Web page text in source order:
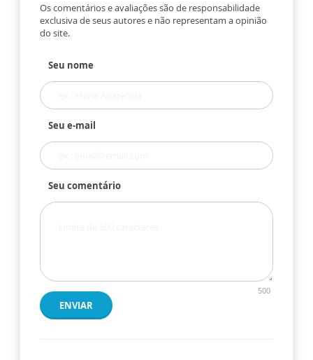
Os comentários e avaliações são de responsabilidade
exclusiva de seus autores e não representam a opinião
do site.
Seu nome
Seu e-mail
Seu comentário
500
ENVIAR